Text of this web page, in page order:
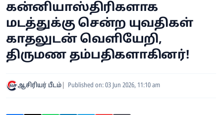
கன்னியாஸ்திரிகளாக
மடத்துக்கு சென்ற யுவதிகள்
காதலுடன் வெளியேறி,
திருமண தம்பதிகளாகினர்!
ஆசிரியர் பீடம் Published on: 03 Jun 2026, 11:10 am